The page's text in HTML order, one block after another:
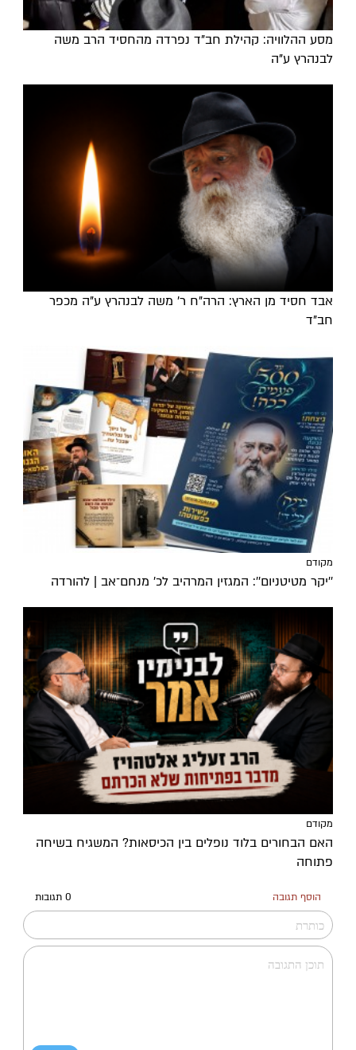
מסע ההלוויה: קהילת חב"ד נפרדה מהחסיד הרב משה
לבנהרץ ע"ה
אבד חסיד מן הארץ: הרה"ח ר' משה לבנהרץ ע"ה מכפר
חב"ד
מקודם
''יקר מטיטניום'': המגזין המרהיב לכ’ מנחם־אב | להורדה
מקודם
האם הבחורים בלוד נופלים בין הכיסאות? המשגיח בשיחה
פתוחה
הוסף תגובה 0 תגובות